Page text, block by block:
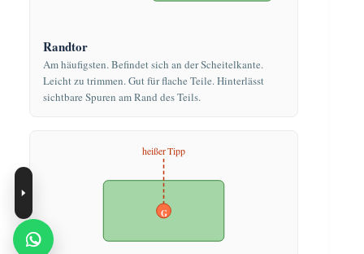
Randtor
Am häufigsten. Befindet sich an der Scheitelkante.
Leicht zu trimmen. Gut für flache Teile. Hinterlässt
sichtbare Spuren am Rand des Teils.
G
heißer Tipp